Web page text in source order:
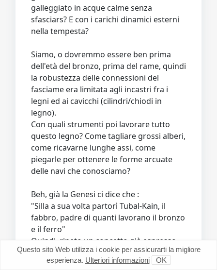
galleggiato in acque calme senza
sfasciars? E con i carichi dinamici esterni
nella tempesta?
Siamo, o dovremmo essere ben prima
dell'età del bronzo, prima del rame, quindi
la robustezza delle connessioni del
fasciame era limitata agli incastri fra i
legni ed ai cavicchi (cilindri/chiodi in
legno).
Con quali strumenti poi lavorare tutto
questo legno? Come tagliare grossi alberi,
come ricavarne lunghe assi, come
piegarle per ottenere le forme arcuate
delle navi che conosciamo?
Beh, già la Genesi ci dice che :
"Silla a sua volta partorì Tubal-Kain, il
fabbro, padre di quanti lavorano il bronzo
e il ferro"
Quindi, ripeto un concetto già espresso,
chi ascolta evidentemente conosce già sia
il bronzo che il ferro, ma come faceva
Questo sito Web utilizza i cookie per assicurarti la migliore
esperienza. Ulteriori informazioni OK